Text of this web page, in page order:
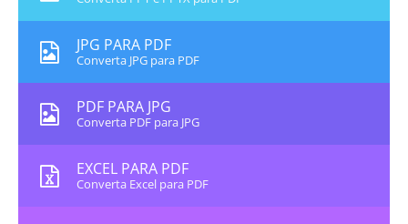
JPG PARA PDF
Converta JPG para PDF
PDF PARA JPG
Converta PDF para JPG
EXCEL PARA PDF
Converta Excel para PDF